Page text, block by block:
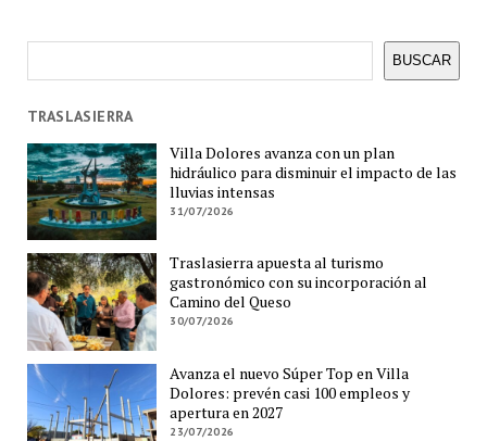
BUSCAR
TRASLASIERRA
Villa Dolores avanza con un plan
hidráulico para disminuir el impacto de las
lluvias intensas
31/07/2026
Traslasierra apuesta al turismo
gastronómico con su incorporación al
Camino del Queso
30/07/2026
Avanza el nuevo Súper Top en Villa
Dolores: prevén casi 100 empleos y
apertura en 2027
23/07/2026